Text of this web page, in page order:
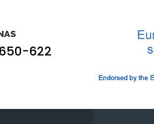
622